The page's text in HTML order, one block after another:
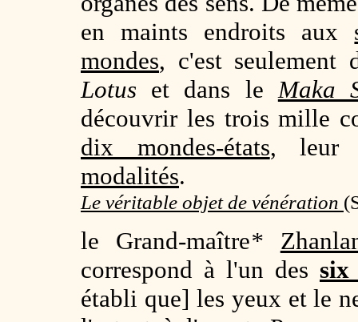
en maints endroits aux
mondes, c'est
Lotus et dans leMaka
découvrir les trois mille
dix mondes-états,
modalités.
Le véritable objet de vénération (
le Grand-maître*
correspond à l'un des six
établi que] les yeux et le